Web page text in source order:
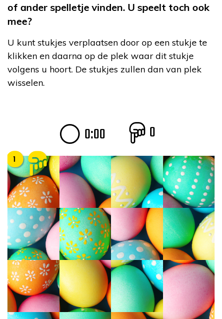
of ander spelletje vinden. U speelt toch ook
mee?
U kunt stukjes verplaatsen door op een stukje te
klikken en daarna op de plek waar dit stukje
volgens u hoort. De stukjes zullen dan van plek
wisselen.